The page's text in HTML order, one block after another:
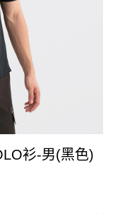
衫-男(黑色)